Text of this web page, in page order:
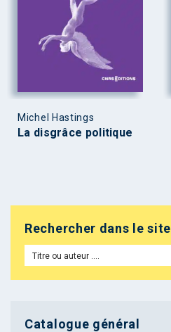
Michel Hastings
La disgrâce politique
Rechercher dans le site
Catalogue général